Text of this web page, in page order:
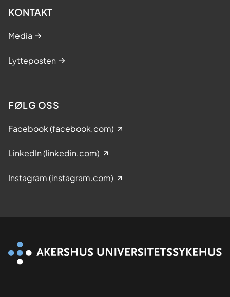
KONTAKT
Media
Lytteposten
FØLG OSS
Facebook (facebook.com)
LinkedIn (linkedin.com)
Instagram (instagram.com)